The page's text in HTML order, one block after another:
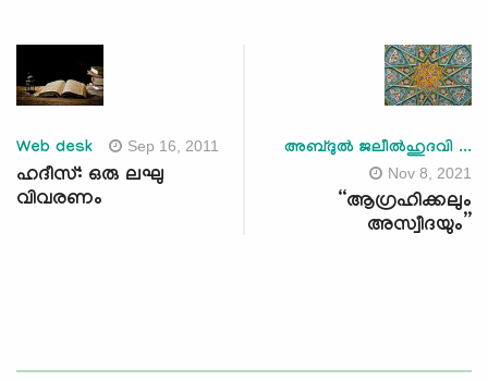
Web desk Sep 16, 2011
ഹദീസ്: ഒരു ലഘു
വിവരണം
അബ്ദുല്‍ ജലീല്‍ഹുദവി ...
Nov 8, 2021
“ആഗ്രഹിക്കലും
അസ്വീദയും”